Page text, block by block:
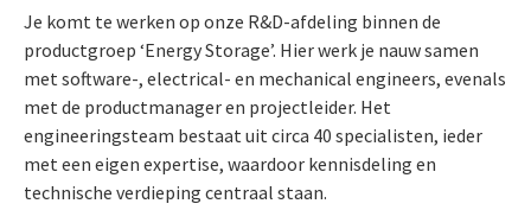
Je komt te werken op onze R&D-afdeling binnen de
productgroep ‘Energy Storage’. Hier werk je nauw samen
met software-, electrical- en mechanical engineers, evenals
met de productmanager en projectleider. Het
engineeringsteam bestaat uit circa 40 specialisten, ieder
met een eigen expertise, waardoor kennisdeling en
technische verdieping centraal staan.